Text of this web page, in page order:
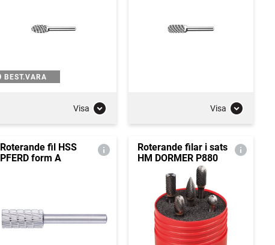
BEST.VARA
Visa Visa
Roterande fil HSS
PFERD form A
Roterande filar i sats
HM DORMER P880